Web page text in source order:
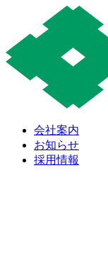
会社案内
お知らせ
採用情報